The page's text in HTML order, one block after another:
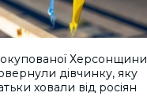
Херсонщини
дівчинку, яку
ховали від росіян